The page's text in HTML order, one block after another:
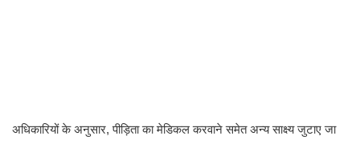
अधिकारियों के अनुसार, पीड़िता का मेडिकल करवाने समेत अन्य साक्ष्य जुटाए जा